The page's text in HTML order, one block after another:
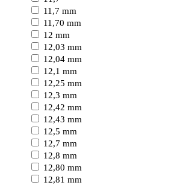
11,7 mm
11,70 mm
12 mm
12,03 mm
12,04 mm
12,1 mm
12,25 mm
12,3 mm
12,42 mm
12,43 mm
12,5 mm
12,7 mm
12,8 mm
12,80 mm
12,81 mm